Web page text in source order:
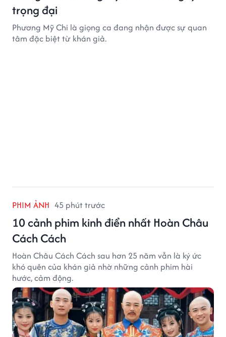
trọng đại
Phương Mỹ Chi là giọng ca đang nhận được sự quan
tâm đặc biệt từ khán giả.
PHIM ẢNH 45 phút trước
10 cảnh phim kinh điển nhất Hoàn Châu
Cách Cách
Hoàn Châu Cách Cách sau hơn 25 năm vẫn là ký ức
khó quên của khán giả nhờ những cảnh phim hài
hước, cảm động.